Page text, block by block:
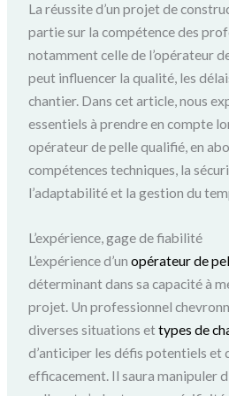
La réussite d’un projet de
partie sur la compétence des
notamment celle de l’opérateur
peut influencer la qualité, les
chantier. Dans cet article, nous
essentiels à prendre en compte
opérateur de pelle qualifié, en
compétences techniques, la
l’adaptabilité et la gestion du
L’expérience, gage de fiabilité
L’expérience d’unopérateur de
déterminant dans sa capacité à
projet. Un professionnel
diverses situations ettypes de
d’anticiper les défis potentiels et
efficacement. Il saura manipuler